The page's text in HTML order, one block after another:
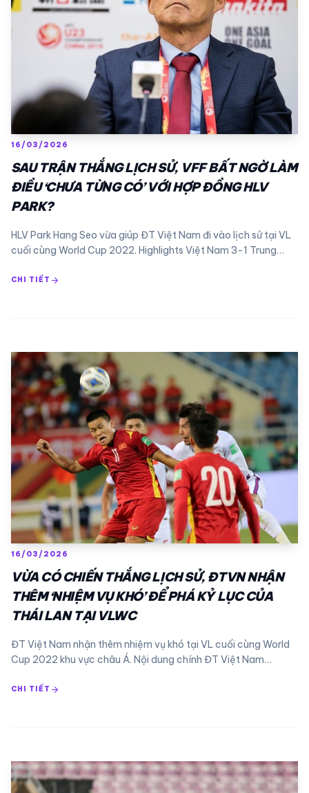
16/03/2026
SAU TRẬN THẮNG LỊCH SỬ, VFF BẤT NGỜ LÀM
ĐIỀU ‘CHƯA TỪNG CÓ’ VỚI HỢP ĐỒNG HLV
PARK?
HLV Park Hang Seo vừa giúp ĐT Việt Nam đi vào lịch sử tại VL
cuối cùng World Cup 2022. Highlights Việt Nam 3-1 Trung…
CHI TIẾT arrow_forward
16/03/2026
VỪA CÓ CHIẾN THẮNG LỊCH SỬ, ĐTVN NHẬN
THÊM ‘NHIỆM VỤ KHÓ’ ĐỂ PHÁ KỶ LỤC CỦA
THÁI LAN TẠI VLWC
ĐT Việt Nam nhận thêm nhiệm vụ khó tại VL cuối cùng World
Cup 2022 khu vực châu Á. Nội dung chính ĐT Việt Nam…
CHI TIẾT arrow_forward